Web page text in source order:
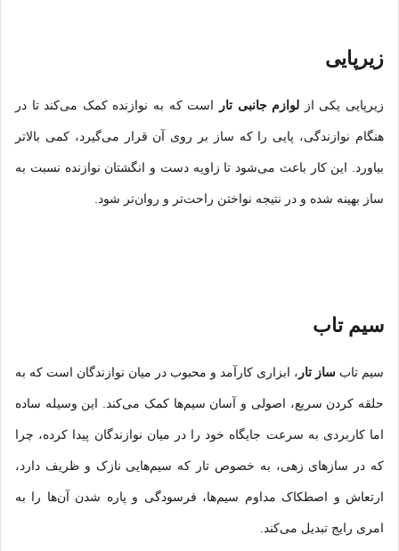
زیرپایی
زیرپایی یکی از لوازم جانبی تار است که به نوازنده کمک می‌کند تا در
هنگام نوازندگی، پایی را که ساز بر روی آن قرار می‌گیرد، کمی بالاتر
بیاورد. این کار باعث می‌شود تا زاویه دست و انگشتان نوازنده نسبت به
ساز بهینه شده و در نتیجه نواختن راحت‌تر و روان‌تر شود.
سیم تاب
سیم تاب ساز تار ، ابزاری کارآمد و محبوب در میان نوازندگان است که به
حلقه کردن سریع، اصولی و آسان سیم‌ها کمک می‌کند. این وسیله ساده
اما کاربردی به سرعت جایگاه خود را در میان نوازندگان پیدا کرده، چرا
که در سازهای زهی، به خصوص تار که سیم‌هایی نازک و ظریف دارد،
ارتعاش و اصطکاک مداوم سیم‌ها، فرسودگی و پاره شدن آن‌ها را به
امری رایج تبدیل می‌کند.